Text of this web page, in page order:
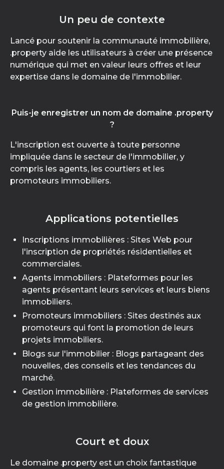
Un peu de contexte
Lancé pour soutenir la communauté immobilière,
.property aide les utilisateurs à créer une présence
numérique qui met en valeur leurs offres et leur
expertise dans le domaine de l'immobilier.
Puis-je enregistrer un nom de domaine .property
?
L'inscription est ouverte à toute personne
impliquée dans le secteur de l'immobilier, y
compris les agents, les courtiers et les
promoteurs immobiliers.
Applications potentielles
Inscriptions immobilières : Sites Web pour
l'inscription de propriétés résidentielles et
commerciales.
Agents immobiliers : Plateformes pour les
agents présentant leurs services et leurs biens
immobiliers.
Promoteurs immobiliers : Sites destinés aux
promoteurs qui font la promotion de leurs
projets immobiliers.
Blogs sur l'immobilier : Blogs partageant des
nouvelles, des conseils et les tendances du
marché.
Gestion immobilière : Plateformes de services
de gestion immobilière.
Court et doux
Le domaine .property est un choix fantastique